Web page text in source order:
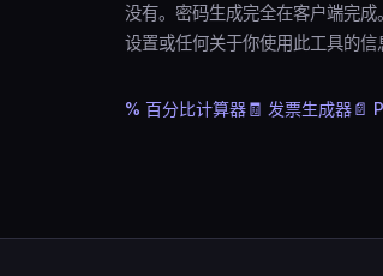
没有。密码生成完全在客户端完
设置或任何关于你使用此工具的
% 百分比计算器🧾 发票生成器📄